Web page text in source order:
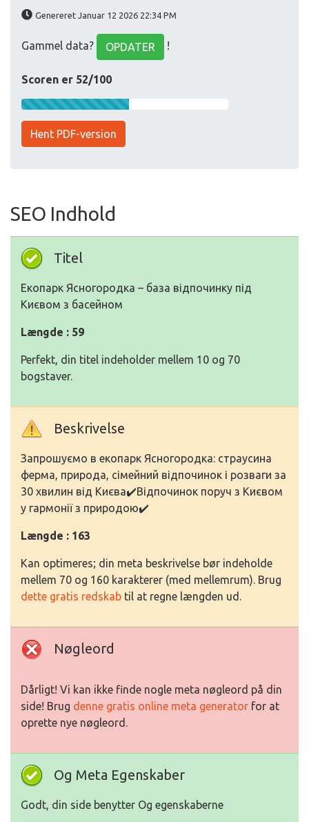
Genereret Januar 12 2026 22:34 PM
Gammel data? OPDATER !
Scoren er 52/100
Hent PDF-version
SEO Indhold
Titel
Екопарк Ясногородка – база відпочинку під
Києвом з басейном
Længde : 59
Perfekt, din titel indeholder mellem 10 og 70
bogstaver.
Beskrivelse
Запрошуємо в екопарк Ясногородка: страусина
ферма, природа, сімейний відпочинок і розваги за
30 хвилин від Києва✔️Відпочинок поруч з Києвом
у гармонії з природою✔️
Længde : 163
Kan optimeres; din meta beskrivelse bør indeholde
mellem 70 og 160 karakterer (med mellemrum). Brug
dette gratis redskab til at regne længden ud.
Nøgleord
Dårligt! Vi kan ikke finde nogle meta nøgleord på din
side! Brug denne gratis online meta generator for at
oprette nye nøgleord.
Og Meta Egenskaber
Godt, din side benytter Og egenskaberne